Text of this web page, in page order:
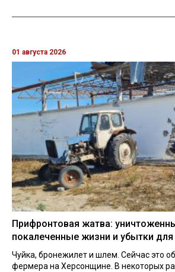
01 августа 2026
Прифронтовая жатва:
покалеченные жизни и убытки для
Чуйка, бронежилет и шлем. Сейчас это
фермера на Херсонщине. В некоторых